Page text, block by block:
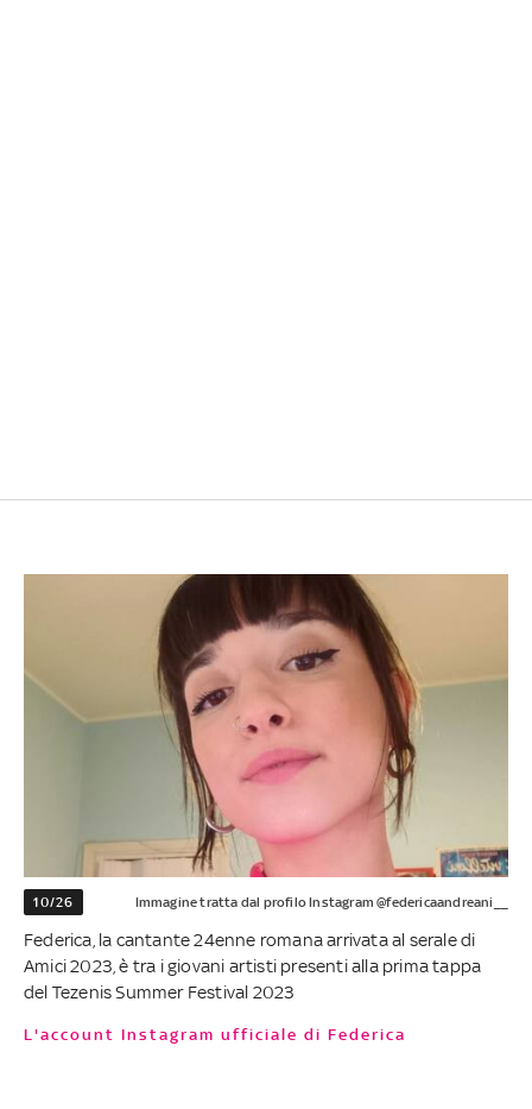
10/26 Immagine tratta dal profilo Instagram @federicaandreani__
Federica, la cantante 24enne romana arrivata al serale di
Amici 2023, è tra i giovani artisti presenti alla prima tappa
del Tezenis Summer Festival 2023
L'account Instagram ufficiale di Federica